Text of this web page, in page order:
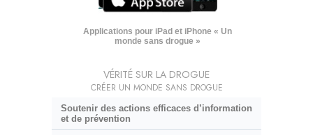
Applications pour iPad et iPhone « Un
monde sans drogue »
VÉRITÉ SUR LA DROGUE
CRÉER UN MONDE SANS DROGUE
Soutenir des actions efficaces d’information
et de prévention